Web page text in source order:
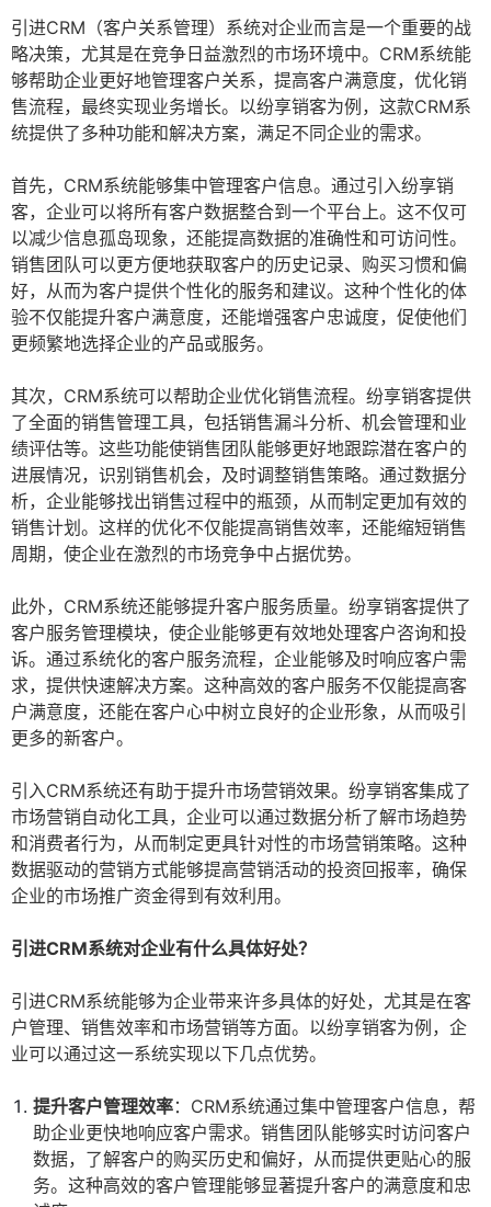
引进CRM（客户关系管理）系统对企业而言是一个重要的战
略决策，尤其是在竞争日益激烈的市场环境中。CRM系统能
够帮助企业更好地管理客户关系，提高客户满意度，优化销
售流程，最终实现业务增长。以纷享销客为例，这款CRM系
统提供了多种功能和解决方案，满足不同企业的需求。
首先，CRM系统能够集中管理客户信息。通过引入纷享销
客，企业可以将所有客户数据整合到一个平台上。这不仅可
以减少信息孤岛现象，还能提高数据的准确性和可访问性。
销售团队可以更方便地获取客户的历史记录、购买习惯和偏
好，从而为客户提供个性化的服务和建议。这种个性化的体
验不仅能提升客户满意度，还能增强客户忠诚度，促使他们
更频繁地选择企业的产品或服务。
其次，CRM系统可以帮助企业优化销售流程。纷享销客提供
了全面的销售管理工具，包括销售漏斗分析、机会管理和业
绩评估等。这些功能使销售团队能够更好地跟踪潜在客户的
进展情况，识别销售机会，及时调整销售策略。通过数据分
析，企业能够找出销售过程中的瓶颈，从而制定更加有效的
销售计划。这样的优化不仅能提高销售效率，还能缩短销售
周期，使企业在激烈的市场竞争中占据优势。
此外，CRM系统还能够提升客户服务质量。纷享销客提供了
客户服务管理模块，使企业能够更有效地处理客户咨询和投
诉。通过系统化的客户服务流程，企业能够及时响应客户需
求，提供快速解决方案。这种高效的客户服务不仅能提高客
户满意度，还能在客户心中树立良好的企业形象，从而吸引
更多的新客户。
引入CRM系统还有助于提升市场营销效果。纷享销客集成了
市场营销自动化工具，企业可以通过数据分析了解市场趋势
和消费者行为，从而制定更具针对性的市场营销策略。这种
数据驱动的营销方式能够提高营销活动的投资回报率，确保
企业的市场推广资金得到有效利用。
引进CRM系统对企业有什么具体好处？
引进CRM系统能够为企业带来许多具体的好处，尤其是在客
户管理、销售效率和市场营销等方面。以纷享销客为例，企
业可以通过这一系统实现以下几点优势。
提升客户管理效率：CRM系统通过集中管理客户信息，帮
助企业更快地响应客户需求。销售团队能够实时访问客户
数据，了解客户的购买历史和偏好，从而提供更贴心的服
务。这种高效的客户管理能够显著提升客户的满意度和忠